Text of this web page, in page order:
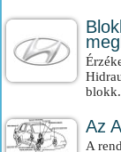
Az
A